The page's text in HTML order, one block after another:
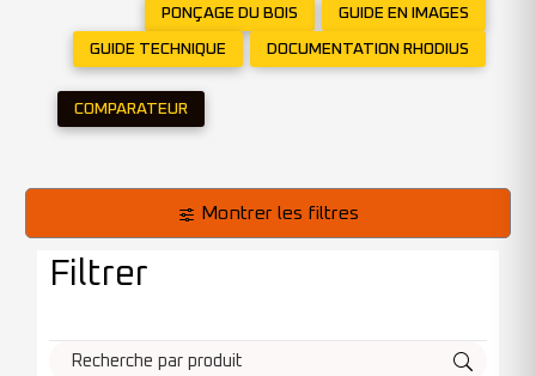
Le choix dépend du niveau de finition recherché, qu’il
s’agisse d’un satinage léger ou d’une finition brillante. Une
durable.
UNE SOLUTION ESSENTIELLE POUR LES
La pâte à polir est utilisée pour lelustrage, le polissage
final et l’amélioration de la brillance des surfaces
PONÇAGE DU BOIS GUIDE EN IMAGES
GUIDE TECHNIQUE DOCUMENTATION RHODIUS
COMPARATEUR
Montrer les filtres
Filtrer